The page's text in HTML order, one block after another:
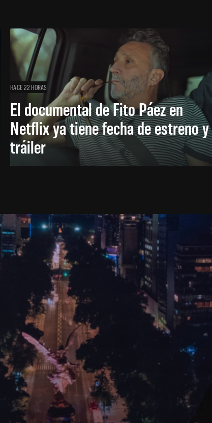
HACE 22 HORAS
El documental de Fito Páez en
Netflix ya tiene fecha de estreno y
tráiler